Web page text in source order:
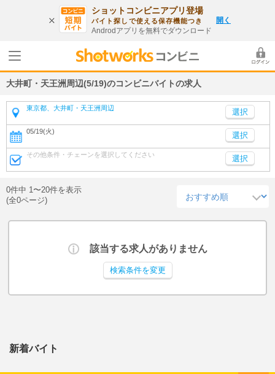
ショットコンビニアプリ登場
バイト探しで使える保存機能つき
Androdアプリを無料でダウンロード
開く
大井町・天王洲周辺(5/19)のコンビニバイトの求人
東京都、大井町・天王洲周辺
05/19(火) 選択
その他条件・チェーンを選択してください 選択
0件中 1〜20件を表示
(全0ページ)
該当する求人がありません
検索条件を変更
新着バイト